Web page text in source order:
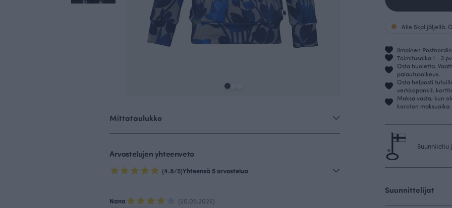
Mittataulukko
Arvostelujen yhteenveto
(4.8/5)Yhteensä 5 arvostelua
Nana (20.05.2026)
Alle 5kpl jäljellä.
Ilmainen
Toimitusaika 1 - 3 pv
Osta huoletta.
palautusoikeus.
Osta helposti
verkkopankit,
Maksa vasta, kun
koroton maksuaika.
Suunniteltu
Suunnittelijat